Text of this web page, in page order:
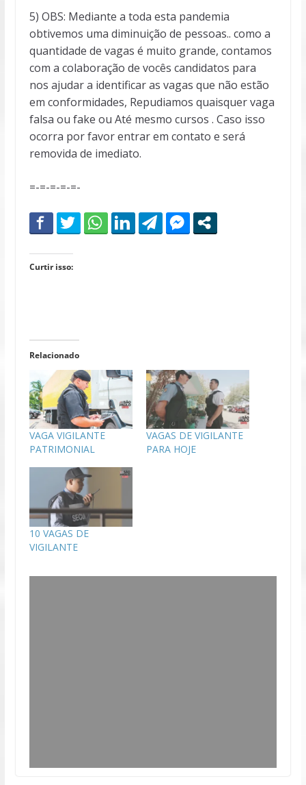
5) OBS: Mediante a toda esta pandemia
obtivemos uma diminuição de pessoas.. como a
quantidade de vagas é muito grande, contamos
com a colaboração de vocês candidatos para
nos ajudar a identificar as vagas que não estão
em conformidades, Repudiamos quaisquer vaga
falsa ou fake ou Até mesmo cursos . Caso isso
ocorra por favor entrar em contato e será
removida de imediato.
=-=-=-=-=-
Curtir isso:
Relacionado
VAGA VIGILANTE
PATRIMONIAL
VAGAS DE VIGILANTE
PARA HOJE
10 VAGAS DE
VIGILANTE